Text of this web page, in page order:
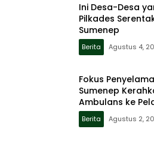
Ini Desa-Desa
Pilkades
Sumenep
Berita Agustus 4,
Fokus
Sumenep
Ambulans ke
Berita Agustus 2,